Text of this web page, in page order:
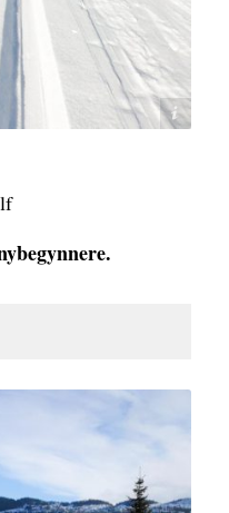
Nikolai Jelstrup